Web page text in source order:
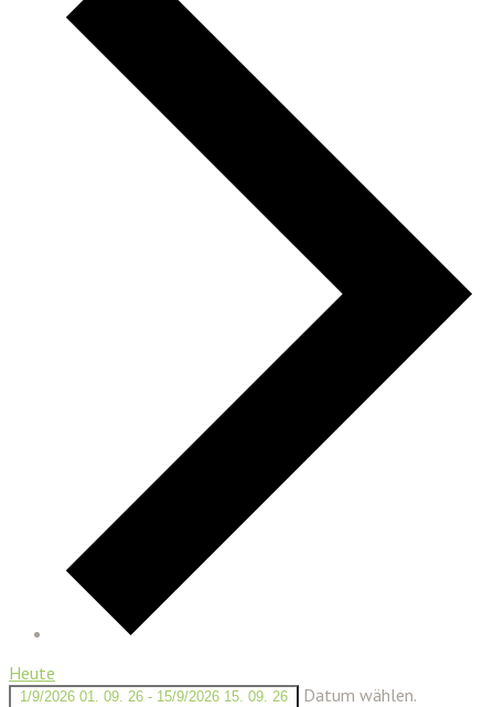
Heute
1/9/2026 01. 09. 26 - 15/9/2026 15. 09. 26 Datum wählen.